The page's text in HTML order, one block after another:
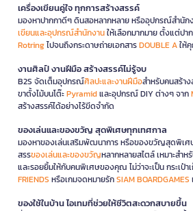
เครื่องเขียนคู่ใจ ทุกการสร้างสรรค์
มองหาปากกาดีๆ ดินสอหลากหลาย หรืออุปกรณ์สำนัก
เขียนและอุปกรณ์สำนักงานให้เลือกมากมาย ตั้งแต่ปา
Rotringไปจนถึงกระดาษถ่ายเอกสารDOUBLE Aให้
งานศิลป์ งานฝีมือ สร้างสรรค์ไม่รู้จบ
B2S จัดเต็มอุปกรณ์ศิลปะและงานฝีมือสำหรับคนสร้า
ขาตั้งไม้บนโต๊ะPyramidและอุปกรณ์ DIY ต่างๆ จาก
สร้างสรรค์ได้อย่างไร้ขีดจำกัด
ของเล่นและของขวัญ สุดพิเศษทุกเทศกาล
มองหาของเล่นเสริมพัฒนาการ หรือของขวัญสุดพิเศษ
สรรของเล่นและของขวัญหลากหลายสไตล์ เหมาะสำ
และรอยยิ้มให้กับคนพิเศษของคุณ ไม่ว่าจะเป็น กระเป๋
FRIENDS หรือเกมจดหมายรักSIAM BOARDGAMES
ของใช้ในบ้าน ไอเทมที่ช่วยให้ชีวิตสะดวกสบายขึ้น